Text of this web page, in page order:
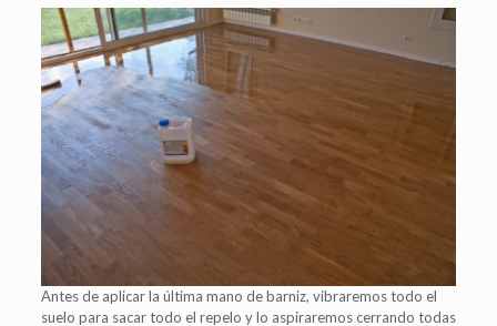
Antes de aplicar la última mano de barniz, vibraremos todo el
suelo para sacar todo el repelo y lo aspiraremos cerrando todas